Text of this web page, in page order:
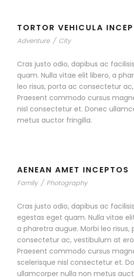
TORTOR VEHICULA
Adventure / City
Cras justo odio, dapibus ac
quam. Nulla vitae elit libero, a
leo risus, porta ac consectetur
Praesent commodo cursus
nisl consectetur et. Donec
metus auctor fringilla.
AENEAN AMET INCEPTOS
Family / Photography
Cras justo odio, dapibus ac
egestas eget quam. Nulla vitae
a pharetra augue. Morbi leo risus,
consectetur ac, vestibulum at
Praesent commodo cursus
scelerisque nisl consectetur et.
ullamcorper nulla non metus